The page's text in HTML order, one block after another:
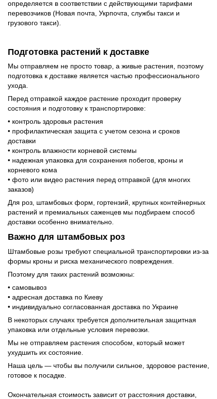
определяется в соответствии с действующими тарифами
перевозчиков (Новая почта, Укрпочта, службы такси и
грузового такси).
Подготовка растений к доставке
Мы отправляем не просто товар, а живые растения, поэтому
подготовка к доставке является частью профессионального
ухода.
Перед отправкой каждое растение проходит проверку
состояния и подготовку к транспортировке:
• контроль здоровья растения
• профилактическая защита с учетом сезона и сроков
доставки
• контроль влажности корневой системы
• надежная упаковка для сохранения побегов, кроны и
корневого кома
• фото или видео растения перед отправкой (для многих
заказов)
Для роз, штамбовых форм, гортензий, крупных контейнерных
растений и премиальных саженцев мы подбираем способ
доставки особенно внимательно.
Важно для штамбовых роз
Штамбовые розы требуют специальной транспортировки из-за
формы кроны и риска механического повреждения.
Поэтому для таких растений возможны:
• самовывоз
• адресная доставка по Киеву
• индивидуально согласованная доставка по Украине
В некоторых случаях требуется дополнительная защитная
упаковка или отдельные условия перевозки.
Мы не отправляем растения способом, который может
ухудшить их состояние.
Наша цель — чтобы вы получили сильное, здоровое растение,
готовое к посадке.
Окончательная стоимость зависит от расстояния доставки,